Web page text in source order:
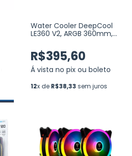
Water Cooler DeepCool
LE360 V2, ARGB 360mm,
BKAMMC-G-2)
R$395,60
Á vista no pix ou boleto
12x de R$38,33 sem juros